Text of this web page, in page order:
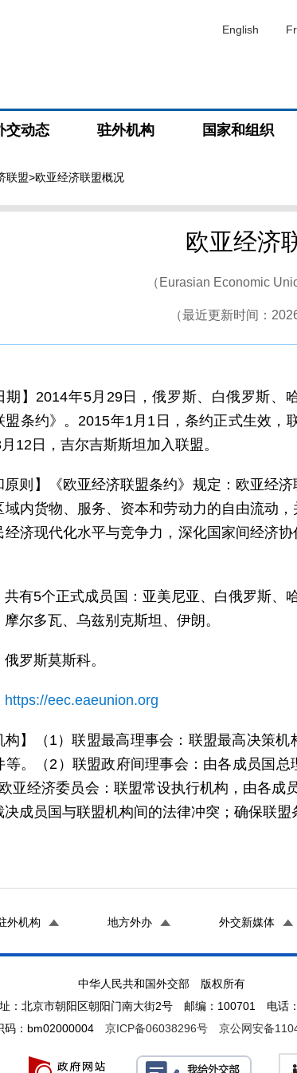
English
交动态 驻外机构 国家和组织
联盟>欧亚经济联盟概况
欧亚经济
（Eurasian Economic
（最近更新时间：
期】2014年5月29日，俄罗斯、白俄罗斯
盟条约》。2015年1月1日，条约正式生效
12日，吉尔吉斯斯坦加入联盟。
原则】《欧亚经济联盟条约》规定：欧亚经
域内货物、服务、资本和劳动力的自由流动
经济现代化水平与竞争力，深化国家间经济
共有5个正式成员国：亚美尼亚、白俄罗斯
尔多瓦、乌兹别克斯坦、伊朗。
俄罗斯莫斯科。
https://eec.eaeunion.org
构】（1）联盟最高理事会：联盟最高决策
等。（2）联盟政府间理事会：由各成员国
亚经济委员会：联盟常设执行机构，由各成
成员国与联盟机构间的法律冲突；确保联盟
外机构 地方外办 外交新媒体
中华人民共和国外交部 版权所有
：北京市朝阳区朝阳门南大街2号 邮编：100701 电话
码：bm02000004 京ICP备06038296号 京公网安备